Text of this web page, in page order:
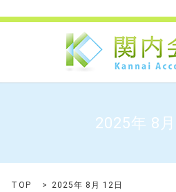
2025年 8
TOP 2025年 8月 12日